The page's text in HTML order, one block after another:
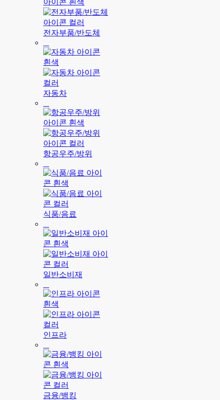
전자부품/반도체
자동차
항공우주/방위
식품/음료
일반소비재
인프라
금융/뱅킹